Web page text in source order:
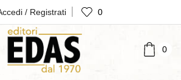
/ Registrati 0
0